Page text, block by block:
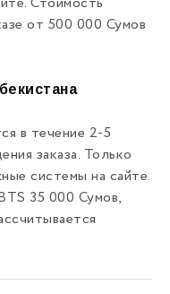
Стоимость
от 500 000 Сумов
в течение 2-5
заказа. Только
системы на сайте.
35 000 Сумов,